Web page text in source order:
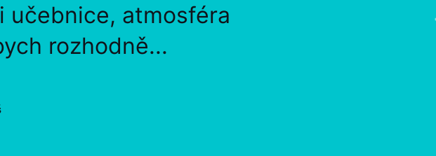
učebnice, atmosféra
rozhodně...